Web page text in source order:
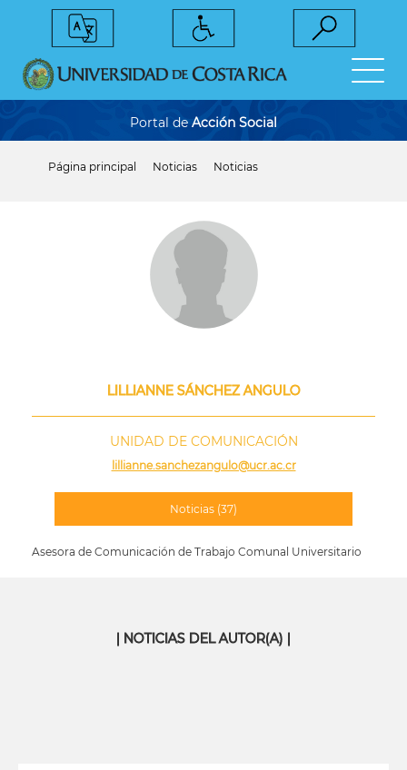
Portal de Acción Social
Página principal Noticias Noticias
LILLIANNE SÁNCHEZ ANGULO
UNIDAD DE COMUNICACIÓN
lillianne.sanchezangulo@ucr.ac.cr
Noticias (37)
Asesora de Comunicación de Trabajo Comunal Universitario
| NOTICIAS DEL AUTOR(A) |